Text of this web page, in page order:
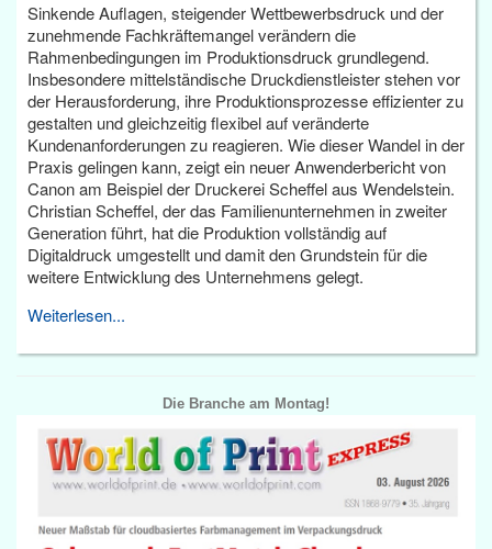
Sinkende Auflagen, steigender Wettbewerbsdruck und der
zunehmende Fachkräftemangel verändern die
Rahmenbedingungen im Produktionsdruck grundlegend.
Insbesondere mittelständische Druckdienstleister stehen vor
der Herausforderung, ihre Produktionsprozesse effizienter zu
gestalten und gleichzeitig flexibel auf veränderte
Kundenanforderungen zu reagieren. Wie dieser Wandel in der
Praxis gelingen kann, zeigt ein neuer Anwenderbericht von
Canon am Beispiel der Druckerei Scheffel aus Wendelstein.
Christian Scheffel, der das Familienunternehmen in zweiter
Generation führt, hat die Produktion vollständig auf
Digitaldruck umgestellt und damit den Grundstein für die
weitere Entwicklung des Unternehmens gelegt.
Weiterlesen...
Die Branche am Montag!